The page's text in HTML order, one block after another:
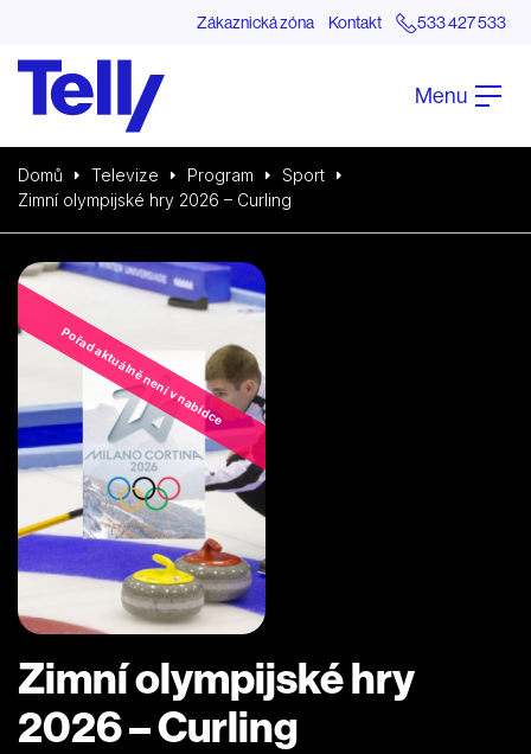
Zákaznická zóna Kontakt 533 427 533
Menu
Domů Televize Program
Sport
Zimní olympijské hry 2026 – Curling
Pořad aktuálně není v nabídce
Zimní olympijské hry
2026 – Curling